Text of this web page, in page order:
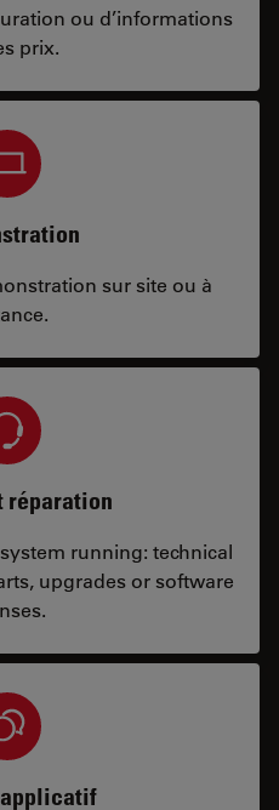
ou d’informations
prix.
sur site ou à
réparation
running: technical
upgrades or software